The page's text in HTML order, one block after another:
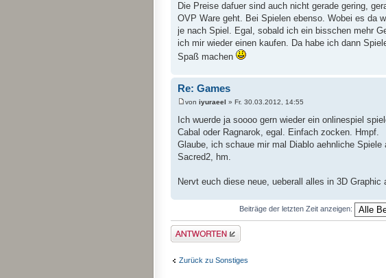
Die Preise dafuer sind auch nicht gerade gering,
OVP Ware geht. Bei Spielen ebenso. Wobei es da
je nach Spiel. Egal, sobald ich ein bisschen mehr
ich mir wieder einen kaufen. Da habe ich dann
Spaß machen
Re: Games
von iyuraeel » Fr. 30.03.2012, 14:55
Ich wuerde ja soooo gern wieder ein onlinespiel
Cabal oder Ragnarok, egal. Einfach zocken. Hmpf.
Glaube, ich schaue mir mal Diablo aehnliche Spiele
Sacred2, hm.
Nervt euch diese neue, ueberall alles in 3D Graphic
Beiträge der letzten Zeit anzeigen:
Antwort erstellen
Zurück zu Sonstiges